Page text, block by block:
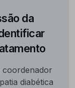
da
coordenador
diabética